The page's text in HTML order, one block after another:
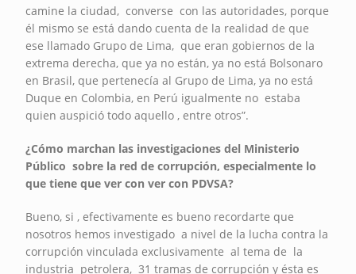
camine la ciudad, converse con las autoridades, porque
él mismo se está dando cuenta de la realidad de que
ese llamado Grupo de Lima, que eran gobiernos de la
extrema derecha, que ya no están, ya no está Bolsonaro
en Brasil, que pertenecía al Grupo de Lima, ya no está
Duque en Colombia, en Perú igualmente no estaba
quien auspició todo aquello , entre otros”.
¿Cómo marchan las investigaciones del Ministerio
Público sobre la red de corrupción, especialmente lo
que tiene que ver con ver con PDVSA?
Bueno, si , efectivamente es bueno recordarte que
nosotros hemos investigado a nivel de la lucha contra la
corrupción vinculada exclusivamente al tema de la
industria petrolera, 31 tramas de corrupción y ésta es